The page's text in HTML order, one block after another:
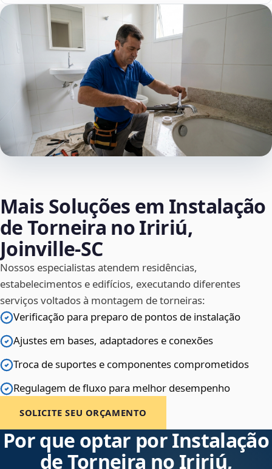
Mais Soluções em Instalação
de Torneira no Iririú,
Joinville‑SC
Nossos especialistas atendem residências,
estabelecimentos e edifícios, executando diferentes
serviços voltados à montagem de torneiras:
Verificação para preparo de pontos de instalação
Ajustes em bases, adaptadores e conexões
Troca de suportes e componentes comprometidos
Regulagem de fluxo para melhor desempenho
SOLICITE SEU ORÇAMENTO
Por que optar por Instalação
de Torneira no Iririú,